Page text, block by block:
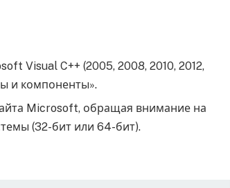
Visual C++ (2005, 2008, 2010, 2012,
и компоненты».
Microsoft, обращая внимание на
(32-бит или 64-бит).